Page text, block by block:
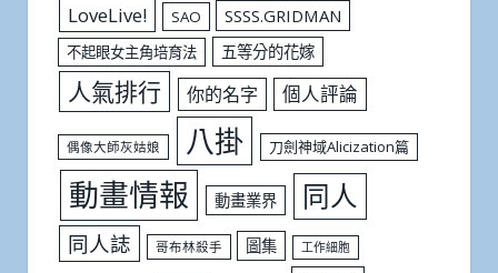
LoveLive! SAO SSSS.GRIDMAN
不起眼女主角培育法 五等分的花嫁
人氣排行 你的名字 個人評論
偶像大師灰姑娘 八掛 刀劍神域Alicization篇
動畫情報 動畫業界 同人
同人誌 哥布林殺手 圖集 工作細胞